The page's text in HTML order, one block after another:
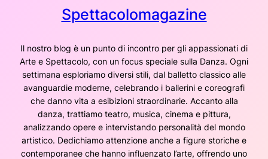
Spettacolomagazine
Il nostro blog è un punto di incontro per gli appassionati di
Arte e Spettacolo, con un focus speciale sulla Danza. Ogni
settimana esploriamo diversi stili, dal balletto classico alle
avanguardie moderne, celebrando i ballerini e coreografi
che danno vita a esibizioni straordinarie. Accanto alla
danza, trattiamo teatro, musica, cinema e pittura,
analizzando opere e intervistando personalità del mondo
artistico. Dedichiamo attenzione anche a figure storiche e
contemporanee che hanno influenzato l’arte, offrendo uno